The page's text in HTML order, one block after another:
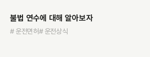
불법 연수에 대해 알아보자
# 운전면허# 운전상식